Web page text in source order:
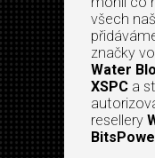
všech
značky
Water
XSPC a
resellery